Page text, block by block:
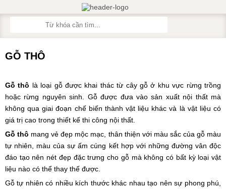
GỖ THÔ
Gỗ thô là loại gỗ được khai thác từ cây gỗ ở khu vực rừng trồng
hoặc rừng nguyên sinh. Gỗ được đưa vào sản xuất nội thất mà
không qua giai đoạn chế biến thành vật liệu khác và là vật liệu có
giá trị cao trong thiết kế thi công nội thất.
Gỗ thô mang vẻ đẹp mộc mạc, thân thiện với màu sắc của gỗ màu
tự nhiên, màu của sự ấm cúng kết hợp với những đường vân độc
đáo tạo nên nét đẹp đặc trưng cho gỗ mà không có bất kỳ loại vật
liệu nào có thể thay thế được.
Gỗ tự nhiên có nhiều kích thước khác nhau tạo nên sự phong phú,